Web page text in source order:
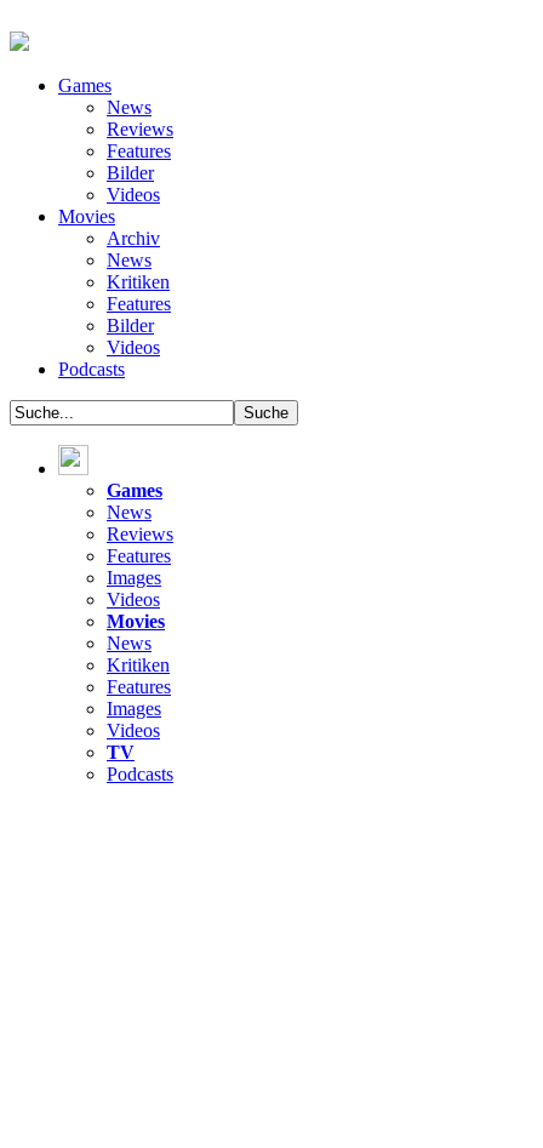
Games
News
Reviews
Features
Bilder
Videos
Movies
Archiv
News
Kritiken
Features
Bilder
Videos
Podcasts
Games
News
Reviews
Features
Images
Videos
Movies
News
Kritiken
Features
Images
Videos
TV
Podcasts